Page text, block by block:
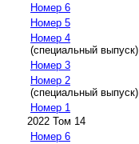
Номер 6
Номер 5
Номер 4
(специальный выпуск)
Номер 3
Номер 2
(специальный выпуск)
Номер 1
2022 Том 14
Номер 6